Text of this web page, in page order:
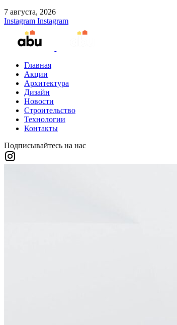
7 августа, 2026
Instagram Instagram
Главная
Акции
Архитектура
Дизайн
Новости
Строительство
Технологии
Контакты
Подписывайтесь на нас